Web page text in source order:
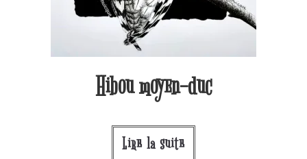
Hibou moyen-duc
Lire la suite